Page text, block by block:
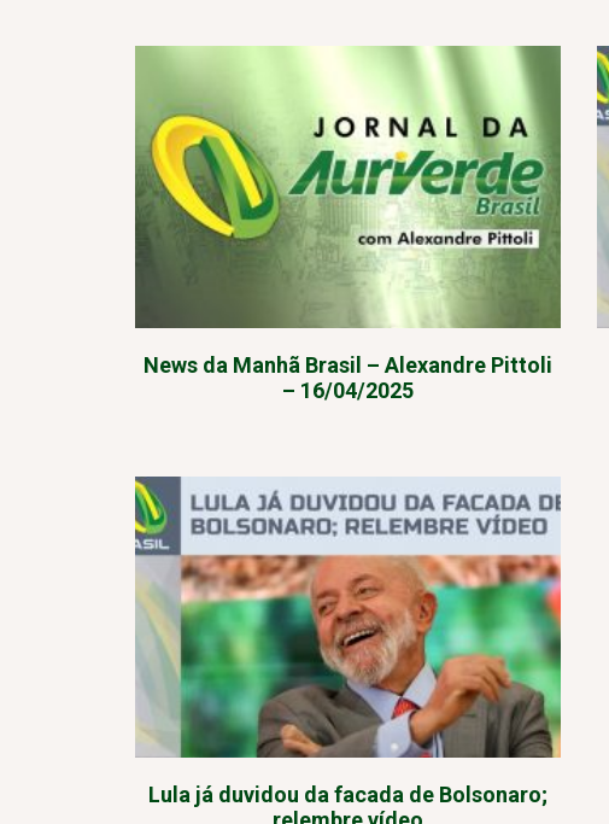
News da Manhã Brasil – Alexandre Pittoli
– 16/04/2025
Lula já duvidou da facada de Bolsonaro;